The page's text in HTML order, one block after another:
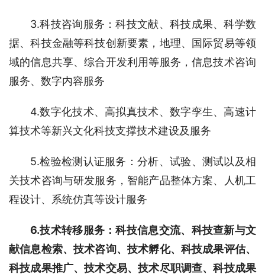
3.科技咨询服务：科技文献、科技成果、科学数
据、科技金融等科技创新要素，地理、国际贸易等领
域的信息共享、综合开发利用等服务，信息技术咨询
服务、数字内容服务
4.数字化技术、高拟真技术、数字孪生、高速计
算技术等新兴文化科技支撑技术建设及服务
5.检验检测认证服务：分析、试验、测试以及相
关技术咨询与研发服务，智能产品整体方案、人机工
程设计、系统仿真等设计服务
6.技术转移服务：科技信息交流、科技查新与文
献信息检索、技术咨询、技术孵化、科技成果评估、
科技成果推广、技术交易、技术尽职调查、科技成果